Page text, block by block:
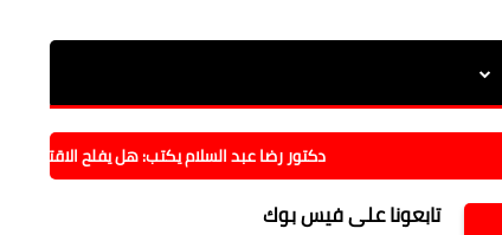
دكتور رضا عبد السلام يكتب: هل يفلح الاقتصاد فيما فشلت
تابعونا على فيس بوك